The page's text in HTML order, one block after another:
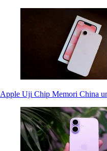
Apple Uji Chip Memori China